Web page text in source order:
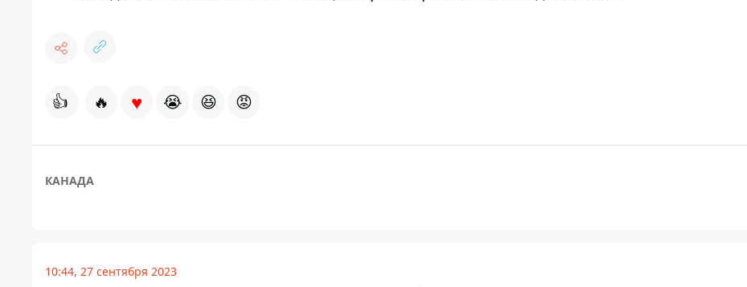
👍 🔥 ♥ 😭 😆 😡
КАНАДА
10:44, 27 сентября 2023